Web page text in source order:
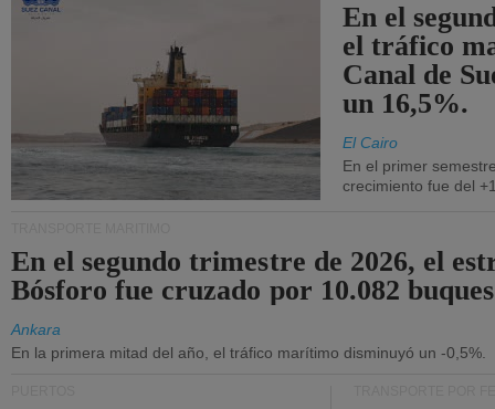
En el
el tráfico
Canal de
un 16,5%.
El Cairo
En el primer
crecimiento fue del
En el segundo trimestre de 2026, el
Bósforo fue cruzado por 10.082
Ankara
En la primera mitad del año, el tráfico marítimo disminuyó un -0,5%.